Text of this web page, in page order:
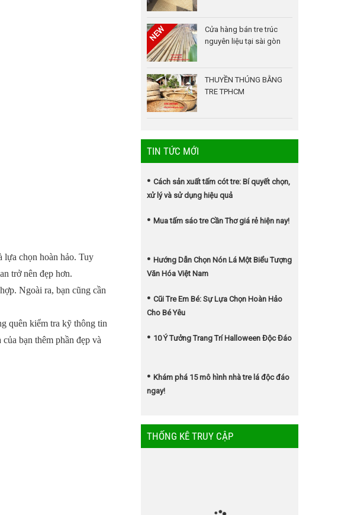
lựa chọn hoàn hảo. Tuy
trở nên đẹp hơn.
Ngoài ra, bạn cũng cần
quên kiểm tra kỹ thông tin
bạn thêm phần đẹp và
Cửa hàng bán tre trúc
nguyên liệu tại sài gòn
THUYỀN THÚNG BẰNG
TRE TPHCM
TIN TỨC MỚI
Cách sản xuất tấm cót tre: Bí quyết chọn,
xử lý và sử dụng hiệu quả
Mua tấm sáo tre Cần Thơ giá rẻ hiện nay!
Hướng Dẫn Chọn Nón Lá Một Biểu Tượng
Văn Hóa Việt Nam
Cũi Tre Em Bé: Sự Lựa Chọn Hoàn Hảo
Cho Bé Yêu
10 Ý Tưởng Trang Trí Halloween Độc Đáo
Khám phá 15 mô hình nhà tre lá độc đáo
ngay!
THỐNG KÊ TRUY CẬP